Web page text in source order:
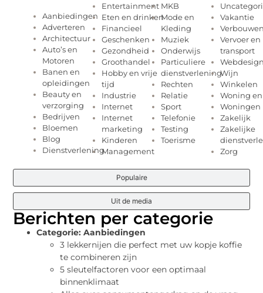
Berichten per categorie
Categorie: Aanbiedingen
3 lekkernijen die perfect met uw kopje koffie
te combineren zijn
5 sleutelfactoren voor een optimaal
binnenklimaat
Populaire
Uit de media
Aanbiedingen
Adverteren
Architectuur
Auto’s en
Motoren
Banen en
opleidingen
Beauty en
verzorging
Bedrijven
Bloemen
Blog
Dienstverlening
Entertainment
Eten en drinken
Financieel
Geschenken
Gezondheid
Groothandel
Hobby en vrije
tijd
Industrie
Internet
Internet
marketing
Kinderen
Management
MKB
Mode en
Kleding
Muziek
Onderwijs
Particuliere
dienstverlening
Rechten
Relatie
Sport
Telefonie
Testing
Toerisme
Vakantie
Vervoer en
transport
Wijn
Winkelen
Woning
Woningen
Zakelijk
Zakelijke
Zorg